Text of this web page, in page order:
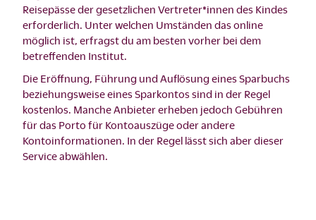
Reisepässe der gesetzlichen Vertreter*innen des Kindes
erforderlich. Unter welchen Umständen das online
möglich ist, erfragst du am besten vorher bei dem
betreffenden Institut.
Die Eröffnung, Führung und Auflösung eines Sparbuchs
beziehungsweise eines Sparkontos sind in der Regel
kostenlos. Manche Anbieter erheben jedoch Gebühren
für das Porto für Kontoauszüge oder andere
Kontoinformationen. In der Regel lässt sich aber dieser
Service abwählen.